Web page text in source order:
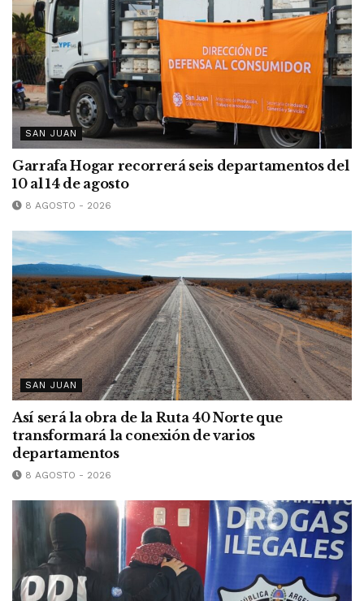
SAN JUAN
Garrafa Hogar recorrerá seis departamentos del
10 al 14 de agosto
8 AGOSTO - 2026
SAN JUAN
Así será la obra de la Ruta 40 Norte que
transformará la conexión de varios
departamentos
8 AGOSTO - 2026